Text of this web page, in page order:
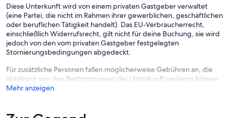
Diese Unterkunft wird von einem privaten Gastgeber verwaltet
(eine Partei, die nicht im Rahmen ihrer gewerblichen, geschäftlichen
oder beruflichen Tätigkeit handelt). Das EU-Verbraucherrecht,
einschließlich Widerrufsrecht, gilt nicht für deine Buchung, sie wird
jedoch von den vom privaten Gastgeber festgelegten
Stornierungsbedingungen abgedeckt.
Für zusätzliche Personen fallen möglicherweise Gebühren an, die
abhängig von den Bestimmungen der Unterkunft variieren können.
Mehr anzeigen